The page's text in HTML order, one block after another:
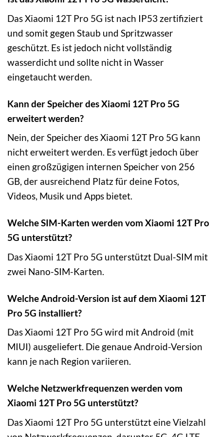
Das Xiaomi 12T Pro 5G ist nach IP53 zertifiziert
und somit gegen Staub und Spritzwasser
geschützt. Es ist jedoch nicht vollständig
wasserdicht und sollte nicht in Wasser
eingetaucht werden.
Kann der Speicher des Xiaomi 12T Pro 5G
erweitert werden?
Nein, der Speicher des Xiaomi 12T Pro 5G kann
nicht erweitert werden. Es verfügt jedoch über
einen großzügigen internen Speicher von 256
GB, der ausreichend Platz für deine Fotos,
Videos, Musik und Apps bietet.
Welche SIM-Karten werden vom Xiaomi 12T Pro
5G unterstützt?
Das Xiaomi 12T Pro 5G unterstützt Dual-SIM mit
zwei Nano-SIM-Karten.
Welche Android-Version ist auf dem Xiaomi 12T
Pro 5G installiert?
Das Xiaomi 12T Pro 5G wird mit Android (mit
MIUI) ausgeliefert. Die genaue Android-Version
kann je nach Region variieren.
Welche Netzwerkfrequenzen werden vom
Xiaomi 12T Pro 5G unterstützt?
Das Xiaomi 12T Pro 5G unterstützt eine Vielzahl